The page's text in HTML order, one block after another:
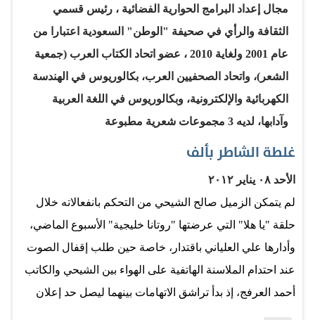
تحولت مع الوقت إلى…
مجال إعداد البرامج الحوارية الفضائية ، رئيس قسمي
الثقافة والرأي في صحيفة "الوطن" السعودية اعتبارا من
عام 2001 ولغاية 2010 ، عضو اتحاد الكتاب العرب (جمعية
الشعر)، واتحاد الصحفيين العرب، بكالوريوس في الهندسة
الكهربائية والإلكترونية، وبكالوريوس في اللغة العربية
وآدابها، لديه 3 مجموعات شعرية مطبوعة
غلطة الشاطر بألف
الأحد ٠٨ يناير ٢٠١٢
لم يتمكن الزميل صالح الشيحي من التحكم بانفعالاته خلال
حلقة "يا هلا" التي عرضتها "روتانا خليجية" الأسبوع الماضي،
وأدارها علي العلياني باقتدار، خاصة حين طلب إقفال الصوت
عند احتدام الملاسنة الهاتفية على الهواء بين الشيحي والكاتب
أحمد العرفج، إذ بدأ تراشق الاتهامات بينهما ليصل حد إعلان